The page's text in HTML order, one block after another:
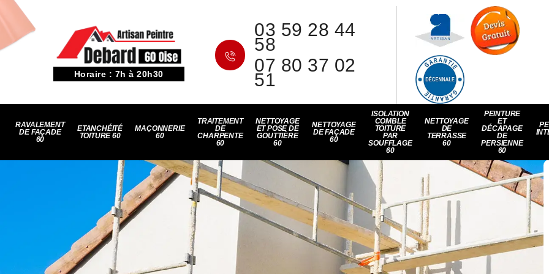
Horaire : 7h à 20h30
03 59 28 44
58
07 80 37 02
51
RAVALEMENT
DE FAÇADE
60
ETANCHÉITÉ
TOITURE 60
MAÇONNERIE
60
TRAITEMENT
DE
CHARPENTE
60
NETTOYAGE
ET POSE DE
GOUTTIÈRE
60
NETTOYAGE
DE FAÇADE
60
ISOLATION
COMBLE
TOITURE
PAR
SOUFFLAGE
60
NETTOYAGE
DE
TERRASSE
60
PEINTURE
ET
DÉCAPAGE
DE
PERSIENNE
60